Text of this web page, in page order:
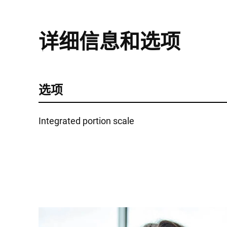
详细信息和选项
选项
Integrated portion scale